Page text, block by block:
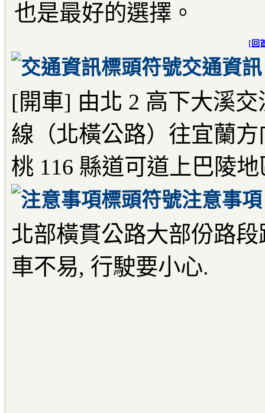
也是最好的選擇。
[ 回
交通資訊
[開車] 由北 2 高下大溪
線（北橫公路）往宜蘭
桃 116 縣道可道上巴陵地
注意事項
北部橫貫公路大部份路
車不易, 行駛要小心.